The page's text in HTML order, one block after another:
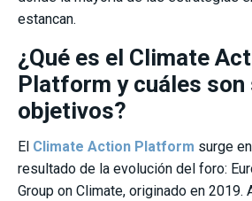
estancan.
¿Qué es el Climate
Platform y cuáles son
objetivos?
El Climate Action Platform surge
resultado de la evolución del foro:
Group on Climate, originado en 2019.